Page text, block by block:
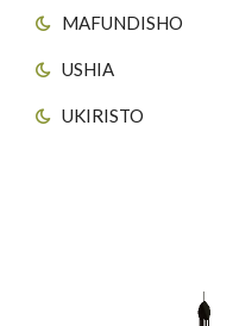
MAFUNDISHO
USHIA
UKIRISTO